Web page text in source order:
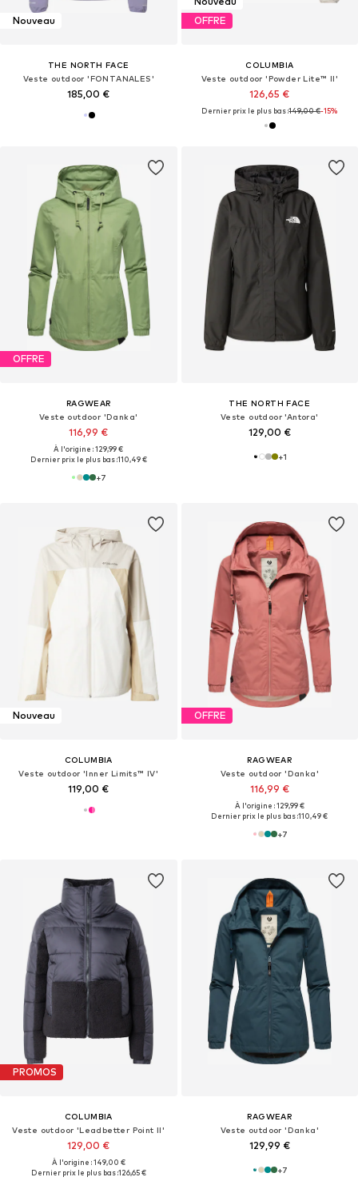
Nouveau
THE NORTH FACE
Veste outdoor 'FONTANALES'
185,00 €
OFFRE
COLUMBIA
Veste outdoor 'Powder Lite™ II'
126,65 €
Dernier prix le plus bas :149,00 €-15%
OFFRE
RAGWEAR
Veste outdoor 'Danka'
116,99 €
À l'origine : 129,99 €
Dernier prix le plus bas :110,49 €
+7
THE NORTH FACE
Veste outdoor 'Antora'
129,00 €
+1
Nouveau
COLUMBIA
Veste outdoor 'Inner Limits™ IV'
119,00 €
OFFRE
RAGWEAR
Veste outdoor 'Danka'
116,99 €
À l'origine : 129,99 €
Dernier prix le plus bas :110,49 €
+7
PROMOS
COLUMBIA
Veste outdoor 'Leadbetter Point II'
129,00 €
À l'origine : 149,00 €
Dernier prix le plus bas :126,65 €
RAGWEAR
Veste outdoor 'Danka'
129,99 €
+7